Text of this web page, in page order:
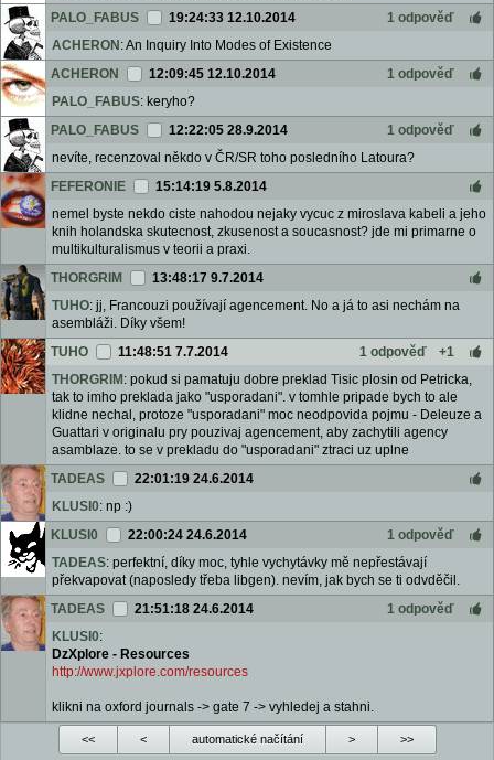
PALO_FABUS
19:24:33 12.10.2014
1 odpověď
ACHERON : An Inquiry Into Modes of Existence
ACHERON
12:09:45 12.10.2014
1 odpověď
PALO_FABUS: keryho?
PALO_FABUS
12:22:05 28.9.2014
1 odpověď
nevíte, recenzoval někdo v ČR/SR toho posledního Latoura?
FEFERONIE
15:14:19 5.8.2014
nemel byste nekdo ciste nahodou nejaky vycuc z miroslava kabeli a jeho
knih holandska skutecnost, zkusenost a soucasnost? jde mi primarne o
multikulturalismus v teorii a praxi.
THORGRIM
13:48:17 9.7.2014
TUHO: jj, Francouzi používají agencement. No a já to asi nechám na
asembláži. Díky všem!
TUHO
11:48:51 7.7.2014 1 odpověď
+1
THORGRIM : pokud si pamatuju dobre preklad Tisic plosin od Petricka,
tak to imho preklada jako "usporadani". v tomhle pripade bych to ale
klidne nechal, protoze "usporadani" moc neodpovida pojmu - Deleuze a
Guattari v originalu pry pouzivaj agencement, aby zachytili agency
asamblaze. to se v prekladu do "usporadani" ztraci uz uplne
TADEAS
22:01:19 24.6.2014
KLUSI0: np :)
KLUSI0
22:00:24 24.6.2014
1 odpověď
TADEAS: perfektní, díky moc, tyhle vychytávky mě nepřestávají
překvapovat (naposledy třeba libgen). nevím, jak bych se ti odvděčil.
TADEAS
21:51:18 24.6.2014
1 odpověď
KLUSI0:
DzXplore - Resources
http://www.jxplore.com/resources
klikni na oxford journals -> gate 7 -> vyhledej a stahni.
<< < automatické načítání > >>